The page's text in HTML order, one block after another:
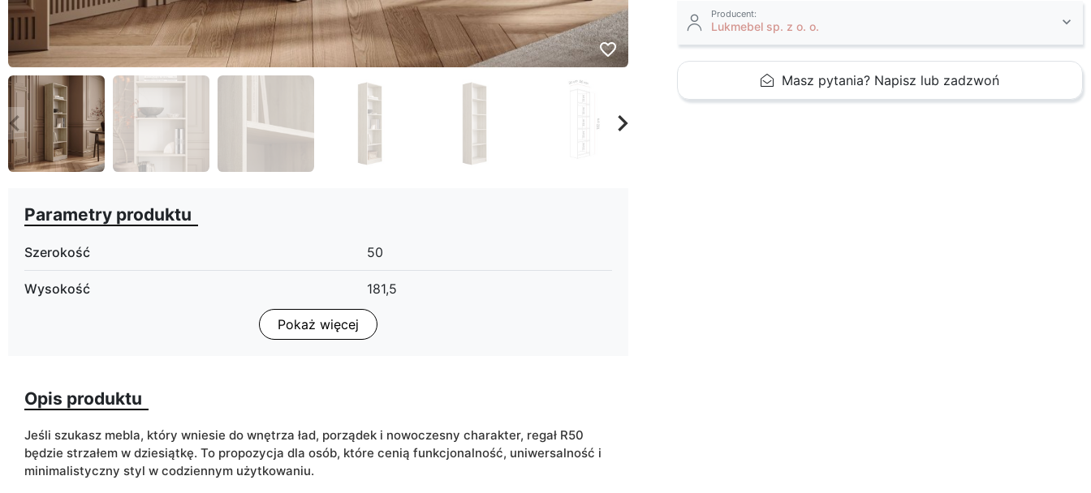
favorite_border
Poprzedni Następny
keyboard_arrow_right
Parametry produktu
Szerokość 50
Wysokość 181,5
30
Kolorystyka
dąb sonoma
kaszmir
Pokaż więcej
Opis produktu
Jeśli szukasz mebla, który wniesie do wnętrza ład, porządek i nowoczesny charakter, regał R50
będzie strzałem w dziesiątkę. To propozycja dla osób, które cenią funkcjonalność, uniwersalność i
minimalistyczny styl w codziennym użytkowaniu.
Producent:
Lukmebel sp. z o. o.
Masz pytania? Napisz lub zadzwoń